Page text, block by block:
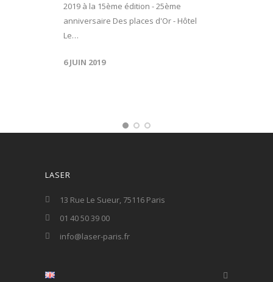
2019 à la 15ème édition - 25ème
anniversaire Des places d'Or - Hôtel
Le…
6 JUIN 2019
LASER
13 Rue Le Sueur, 75116 Paris
01 40 50 39 00
info@laser-paris.fr